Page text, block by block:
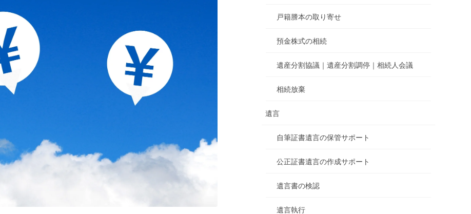
戸籍謄本の取り寄せ
預金株式の相続
遺産分割協議｜遺産分割調停｜相続人会議
相続放棄
遺言
自筆証書遺言の保管サポート
公正証書遺言の作成サポート
遺言書の検認
遺言執行